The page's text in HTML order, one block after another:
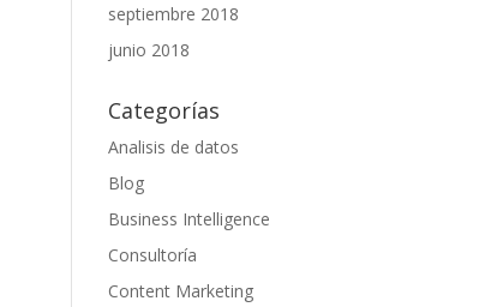
septiembre 2018
junio 2018
Categorías
Analisis de datos
Blog
Business Intelligence
Consultoría
Content Marketing